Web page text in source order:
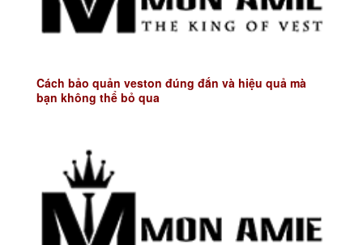
Cách bảo quản veston đúng đắn và hiệu quả mà
bạn không thể bỏ qua